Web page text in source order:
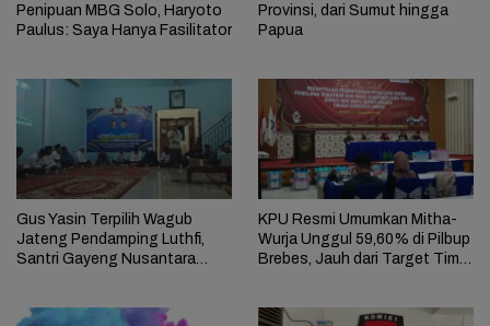
Penipuan MBG Solo, Haryoto
Paulus: Saya Hanya Fasilitator
Provinsi, dari Sumut hingga
Papua
Gus Yasin Terpilih Wagub
Jateng Pendamping Luthfi,
Santri Gayeng Nusantara
KPU Resmi Umumkan Mitha-
Wurja Unggul 59,60% di Pilbup
Brebes, Jauh dari Target Tim